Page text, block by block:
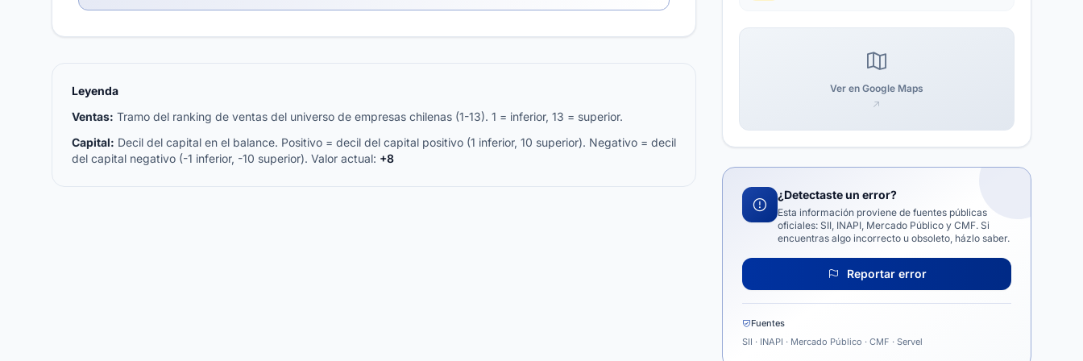
Leyenda
Ventas: Tramo del ranking de ventas del universo de empresas chilenas (1-13). 1 = inferior, 13 = superior.
Capital: Decil del capital en el balance. Positivo = decil del capital positivo (1 inferior, 10 superior). Negativo = decil
del capital negativo (-1 inferior, -10 superior). Valor actual: +8
Ver en Google Maps
¿Detectaste un error?
Esta información proviene de fuentes públicas
oficiales: SII, INAPI, Mercado Público y CMF. Si
encuentras algo incorrecto u obsoleto, házlo saber.
Reportar error
Fuentes
SII · INAPI · Mercado Público · CMF · Servel